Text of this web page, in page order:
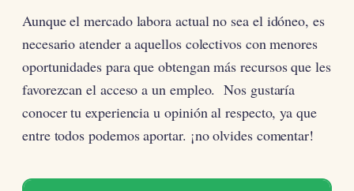
Aunque el mercado labora actual no sea el idóneo, es
necesario atender a aquellos colectivos con menores
oportunidades para que obtengan más recursos que les
favorezcan el acceso a un empleo. Nos gustaría
conocer tu experiencia u opinión al respecto, ya que
entre todos podemos aportar. ¡no olvides comentar!